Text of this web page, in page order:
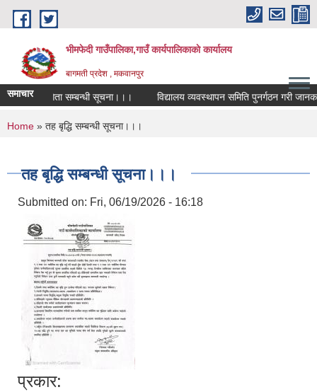
Skip to main content
भीमफेदी गाउँपालिका,गाउँ कार्यपालिकाकाे कार्यालय
बागमती प्रदेश , मकवानपुर
समाचार
प्रतियोगिता सम्बन्धी सूचना।।। विद्यालय व्यवस्थापन समिति पुनर्गठन गरी
You are here
Home » तह बृद्धि सम्बन्धी सूचना।।।
तह बृद्धि सम्बन्धी सूचना।।।
Submitted on: Fri, 06/19/2026 - 16:18
प्रकार: